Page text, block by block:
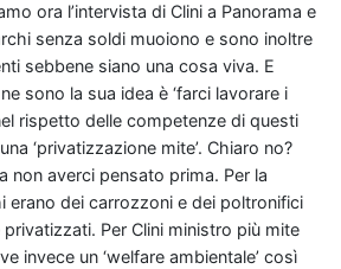
ora l’intervista di Clini a Panorama e
senza soldi muoiono e sono inoltre
sebbene siano una cosa viva. E
sono la sua idea è ‘farci lavorare i
rispetto delle competenze di questi
‘privatizzazione mite’. Chiaro no?
non averci pensato prima. Per la
erano dei carrozzoni e dei poltronifici
Per Clini ministro più mite
invece un ‘welfare ambientale’ così